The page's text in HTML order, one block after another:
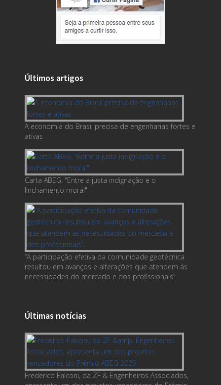
Últimos artigos
A economia do Brasil precisa de engenharias fortes e
ativas
Carta ABEG. "Entre a justa indignação e o
linchamento moral"
“A participação efetiva da comunidade geotécnica
resultou em avanços e alterações que atendem às
necessidades do mercado e dos profissionais”.
Últimas notícias
Frederico Falconi, da ZF & Engenheiros Associados,